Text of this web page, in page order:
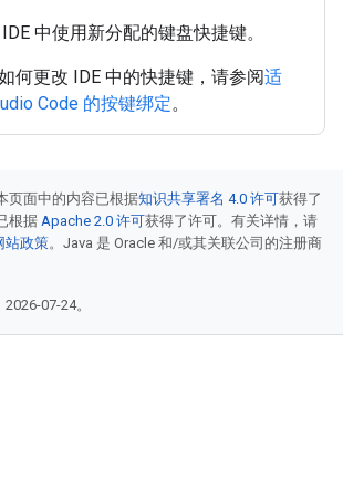
中使用新分配的键盘快捷键。
何更改 IDE 中的快捷键，请参阅适
Code 的按键绑定。
页面中的内容已根据知识共享署名 4.0 许可获得了
根据 Apache 2.0 许可获得了许可。有关详情，请
站政策。Java 是 Oracle 和/或其关联公司的注册商
07-24。